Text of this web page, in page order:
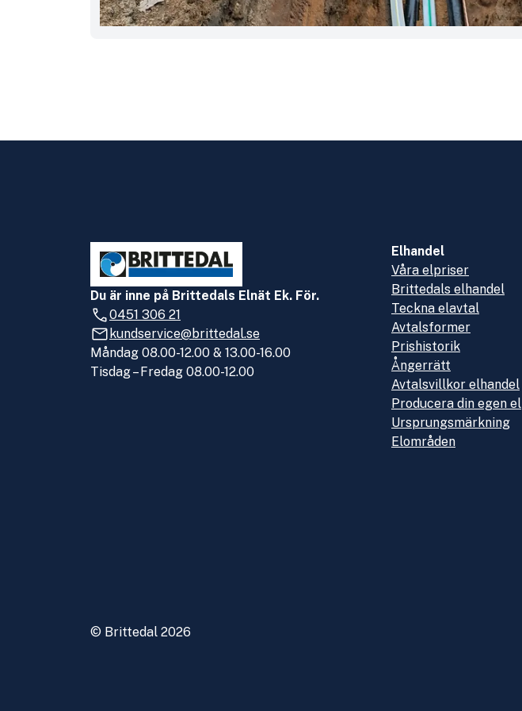
Du är inne på Brittedals Elnät Ek. För.
0451 306 21
kundservice@brittedal.se
Måndag 08.00-12.00 & 13.00-16.00
Tisdag – Fredag 08.00-12.00
Elhandel
Våra elpriser
Brittedals elhandel
Teckna elavtal
Avtalsformer
Prishistorik
Ångerrätt
Avtalsvillkor elhandel
Producera din egen el
Ursprungsmärkning
Elområden
© Brittedal 2026